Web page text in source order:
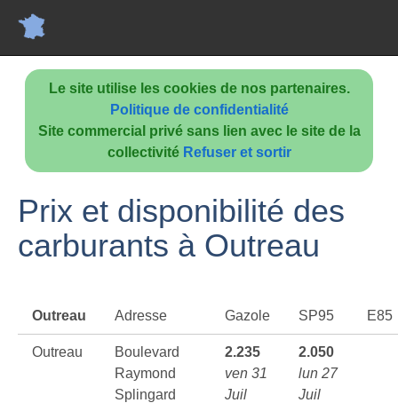
Le site utilise les cookies de nos partenaires.
Politique de confidentialité
Site commercial privé sans lien avec le site de la
collectivité Refuser et sortir
Prix et disponibilité des
carburants à Outreau
Outreau Adresse Gazole SP95 E85
Outreau
Boulevard
Raymond
Splingard
2.235
ven 31
Juil
2.050
lun 27
Juil